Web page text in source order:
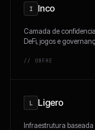
I Inco
Camada de
DeFi, jogos e
// 08 FHE
L Ligero
Infraestrutura